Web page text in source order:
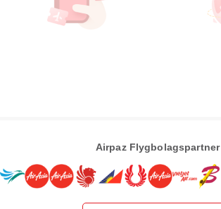
Airpaz Flygbolagspartner